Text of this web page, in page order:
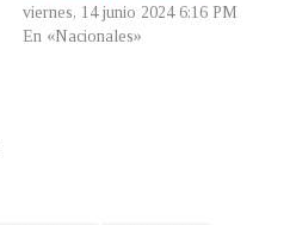
viernes, 14 junio 2024 6:16 PM
En «Nacionales»